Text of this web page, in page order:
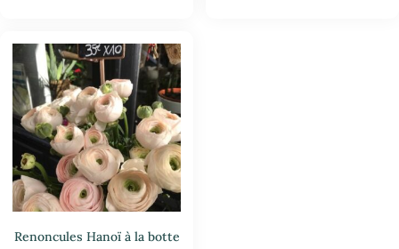
Renoncules Hanoï à la botte